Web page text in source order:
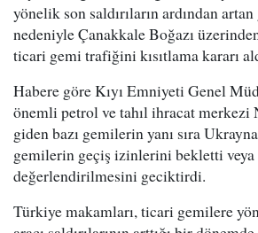
yönelik son saldırıların ardından
nedeniyle Çanakkale Boğazı
ticari gemi trafiğini kısıtlama kararı
Habere göre Kıyı Emniyeti Genel
önemli petrol ve tahıl ihracat merkezi
giden bazı gemilerin yanı sıra
gemilerin geçiş izinlerini bekletti veya
değerlendirilmesini geciktirdi.
Türkiye makamları, ticari gemilere